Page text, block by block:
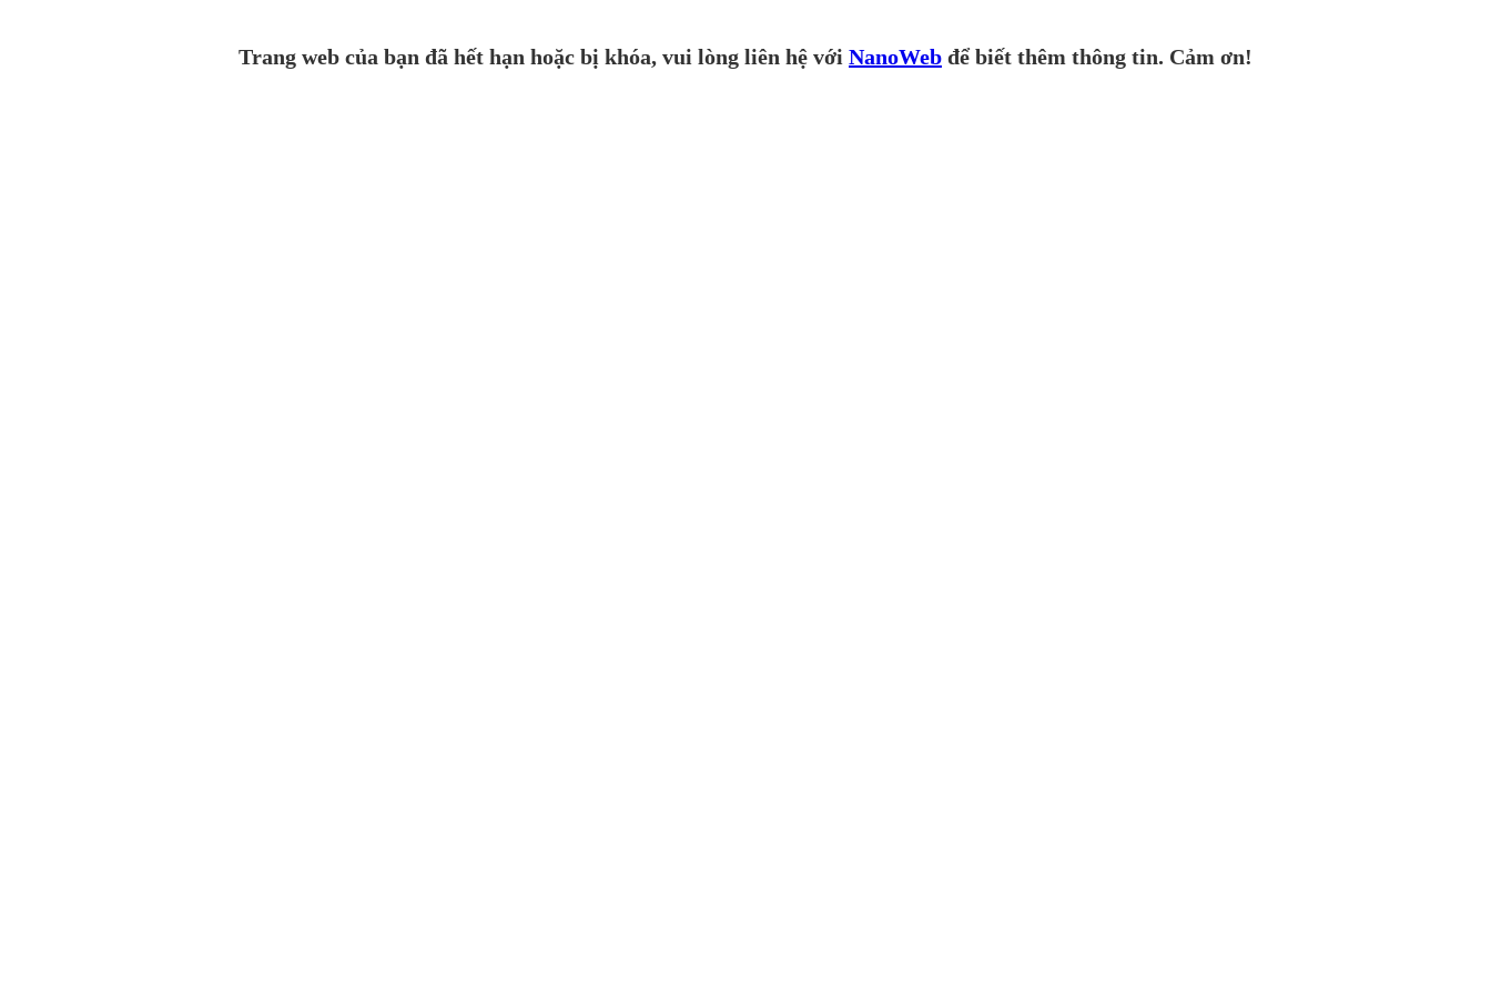
Trang web của bạn đã hết hạn hoặc bị khóa, vui lòng liên hệ với NanoWeb để biết thêm thông tin. Cảm ơn!